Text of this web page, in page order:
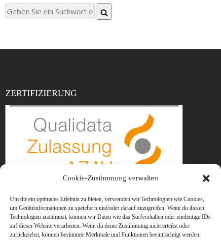
Cookie-Zustimmung verwalten
Um dir ein optimales Erlebnis zu bieten, verwenden wir Technologien wie Cookies,
um Geräteinformationen zu speichern und/oder darauf zuzugreifen. Wenn du diesen
Technologien zustimmst, können wir Daten wie das Surfverhalten oder eindeutige IDs
auf dieser Website verarbeiten. Wenn du deine Zustimmung nicht erteilst oder
zurückziehst, können bestimmte Merkmale und Funktionen beeinträchtigt werden.
ZERTIFIZIERUNG
AUSBILDUNGSZENTRUM STOCKSTADT
Industriestraße 18, 63811 Stockstadt